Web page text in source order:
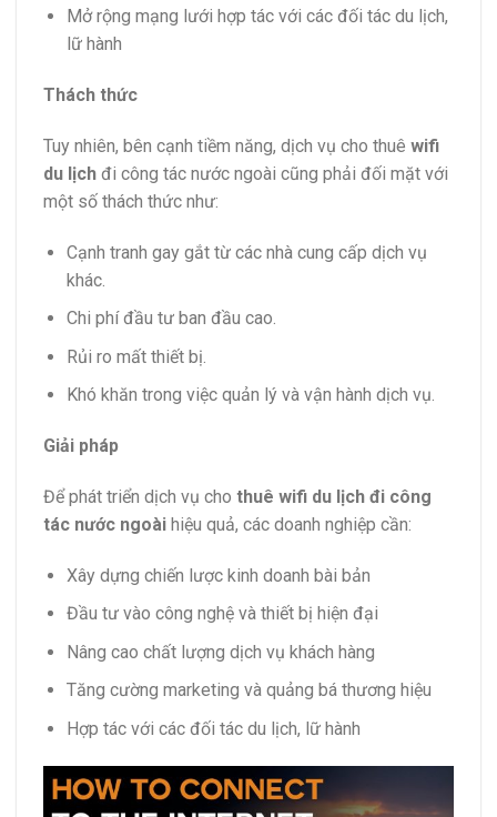
Mở rộng mạng lưới hợp tác với các đối tác du lịch,
lữ hành
Thách thức
Tuy nhiên, bên cạnh tiềm năng, dịch vụ cho thuê wifi
du lịch đi công tác nước ngoài cũng phải đối mặt với
một số thách thức như:
Cạnh tranh gay gắt từ các nhà cung cấp dịch vụ
khác.
Chi phí đầu tư ban đầu cao.
Rủi ro mất thiết bị.
Khó khăn trong việc quản lý và vận hành dịch vụ.
Giải pháp
Để phát triển dịch vụ cho thuê wifi du lịch đi công
tác nước ngoài hiệu quả, các doanh nghiệp cần:
Xây dựng chiến lược kinh doanh bài bản
Đầu tư vào công nghệ và thiết bị hiện đại
Nâng cao chất lượng dịch vụ khách hàng
Tăng cường marketing và quảng bá thương hiệu
Hợp tác với các đối tác du lịch, lữ hành